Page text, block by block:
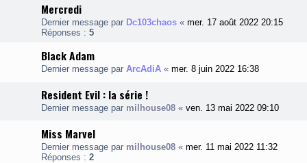
Mercredi
Dernier message par Dc103chaos « mer. 17 août 2022 20:15
Réponses : 5
Black Adam
Dernier message par ArcAdiA « mer. 8 juin 2022 16:38
Resident Evil : la série !
Dernier message par milhouse08 « ven. 13 mai 2022 09:10
Miss Marvel
Dernier message par milhouse08 « mer. 11 mai 2022 11:32
Réponses : 2